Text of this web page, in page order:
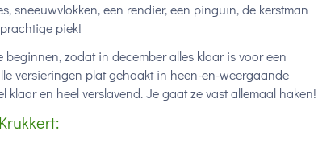
sneeuwvlokken, een rendier, een pinguïn, de kerstman
piek!
zodat in december alles klaar is voor een
versieringen plat gehaakt in heen-en-weergaande
en heel verslavend. Je gaat ze vast allemaal haken!